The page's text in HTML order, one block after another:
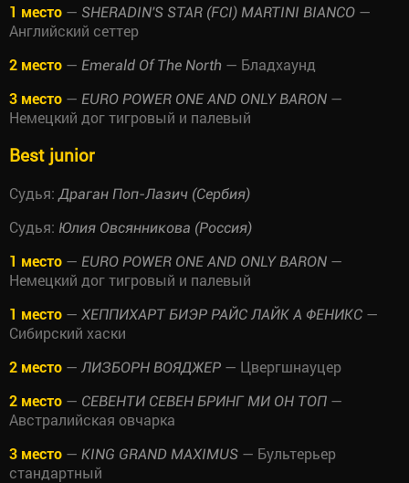
1 место — SHERADIN'S STAR (FCI) MARTINI BIANCO —
Английский сеттер
2 место — Emerald Of The North — Бладхаунд
3 место — EURO POWER ONE AND ONLY BARON —
Немецкий дог тигровый и палевый
Best junior
Судья: Драган Поп-Лазич (Сербия)
Судья: Юлия Овсянникова (Россия)
1 место — EURO POWER ONE AND ONLY BARON —
Немецкий дог тигровый и палевый
1 место — ХЕППИХАРТ БИЭР РАЙС ЛАЙК А ФЕНИКС —
Сибирский хаски
2 место — ЛИЗБОРН ВОЯДЖЕР — Цвергшнауцер
2 место — СЕВЕНТИ СЕВЕН БРИНГ МИ ОН ТОП —
Австралийская овчарка
3 место — KING GRAND MAXIMUS — Бультерьер
стандартный